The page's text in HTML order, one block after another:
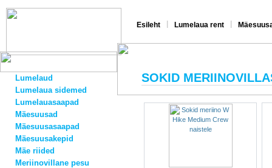
Esileht Lumelaua rent
Lumelaud
Lumelaua sidemed
Lumelauasaapad
Mäesuusad
Mäesuusasaapad
Mäesuusakepid
Mäe riided
Meriinovillane pesu
SOKID